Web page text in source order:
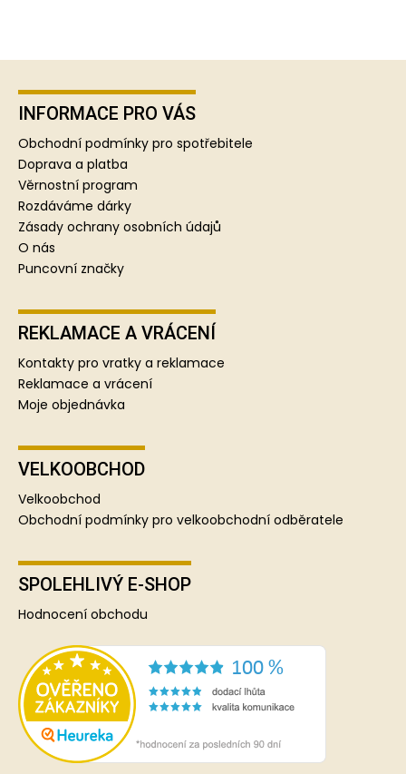
Z
INFORMACE PRO VÁS
Obchodní podmínky pro spotřebitele
Doprava a platba
Věrnostní program
Rozdáváme dárky
Zásady ochrany osobních údajů
O nás
Puncovní značky
REKLAMACE A VRÁCENÍ
Kontakty pro vratky a reklamace
Reklamace a vrácení
Moje objednávka
VELKOOBCHOD
Velkoobchod
Obchodní podmínky pro velkoobchodní odběratele
SPOLEHLIVÝ E-SHOP
Hodnocení obchodu